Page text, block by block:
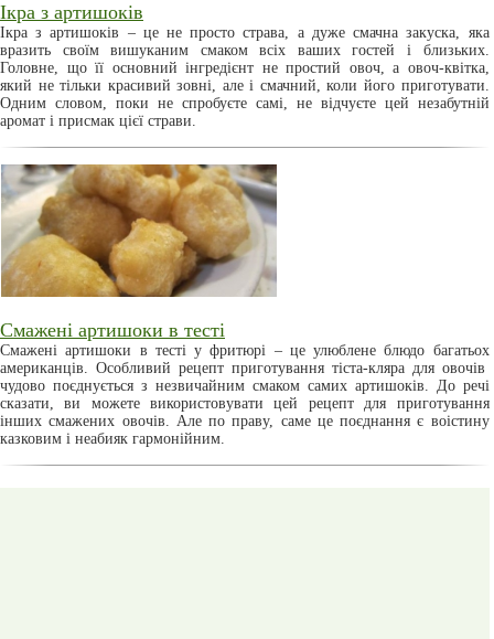
Ікра з артишоків
Ікра з артишоків – це не просто страва, а дуже смачна закуска, яка
вразить своїм вишуканим смаком всіх ваших гостей і близьких.
Головне, що її основний інгредієнт не простий овоч, а овоч-квітка,
який не тільки красивий зовні, але і смачний, коли його приготувати.
Одним словом, поки не спробуєте самі, не відчуєте цей незабутній
аромат і присмак цієї страви.
Смажені артишоки в тесті
Смажені артишоки в тесті у фритюрі – це улюблене блюдо багатьох
американців. Особливий рецепт приготування тіста-кляра для овочів
чудово поєднується з незвичайним смаком самих артишоків. До речі
сказати, ви можете використовувати цей рецепт для приготування
інших смажених овочів. Але по праву, саме це поєднання є воістину
казковим і неабияк гармонійним.